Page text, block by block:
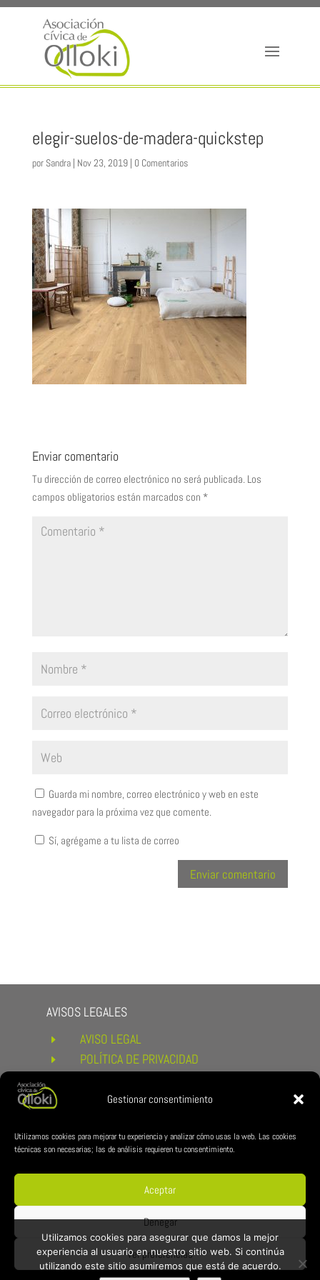
Gestionar consentimiento
Utilizamos cookies para mejorar tu experiencia y analizar cómo usas la web. Las cookies
técnicas son necesarias; las de análisis requieren tu consentimiento.
Aceptar
Denegar
Ver preferencias
elegir-suelos-de-madera-quickstep
por Sandra| Nov 23, 2019| 0 Comentarios
Enviar comentario
Tu dirección de correo electrónico no será publicada. Los
campos obligatorios están marcados con *
Guarda mi nombre, correo electrónico y web en este
navegador para la próxima vez que comente.
Sí, agrégame a tu lista de correo
AVISOS LEGALES
E AVISO LEGAL
E POLÍTICA DE PRIVACIDAD
E CONDICIONES DE COMPRA Y
ENLACES DE INTERÉS
AYUNTAMIENTO DE ESTERIBAR
ZUBILAN
Utilizamos cookies para asegurar que damos la mejor
experiencia al usuario en nuestro sitio web. Si continúa
utilizando este sitio asumiremos que está de acuerdo.